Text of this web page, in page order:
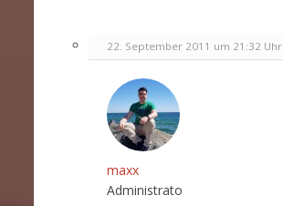
22. September 2011 um 21:32 Uhr
maxx
Administrato